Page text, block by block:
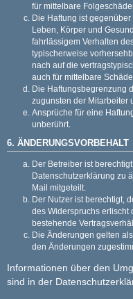
für mittelbare
Die Haftung ist
Leben, Körper und
fahrlässigem Verhalten
typischerweise
nach auf die
auch für mittelbare
Die Haftungsbegrenzung
zugunsten der Mitarbeiter
Ansprüche für eine
unberührt.
6. ÄNDERUNGSVORBEHALT
Der Betreiber ist
Datenschutzerklärung zu
Mail mitgeteilt.
Der Nutzer ist berechtigt,
des Widerspruchs erlischt
bestehende
Die Änderungen gelten
den Änderungen
Informationen über den
sind in der